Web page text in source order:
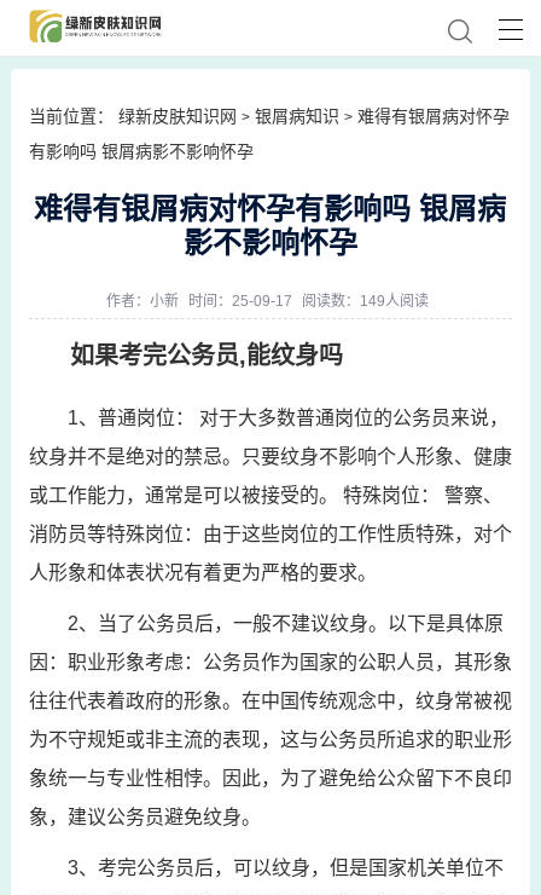
当前位置： 绿新皮肤知识网 > 银屑病知识 > 难得有银屑病对怀孕
有影响吗 银屑病影不影响怀孕
难得有银屑病对怀孕有影响吗 银屑病
影不影响怀孕
作者： 小新 时间：25-09-17 阅读数：149人阅读
如果考完公务员,能纹身吗
1、普通岗位： 对于大多数普通岗位的公务员来说，
纹身并不是绝对的禁忌。只要纹身不影响个人形象、健康
或工作能力，通常是可以被接受的。 特殊岗位： 警察、
消防员等特殊岗位：由于这些岗位的工作性质特殊，对个
人形象和体表状况有着更为严格的要求。
2、当了公务员后，一般不建议纹身。以下是具体原
因：职业形象考虑：公务员作为国家的公职人员，其形象
往往代表着政府的形象。在中国传统观念中，纹身常被视
为不守规矩或非主流的表现，这与公务员所追求的职业形
象统一与专业性相悖。因此，为了避免给公众留下不良印
象，建议公务员避免纹身。
3、考完公务员后，可以纹身，但是国家机关单位不